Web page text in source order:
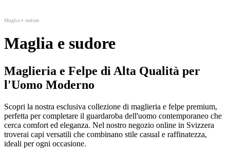
Maglia e sudore
Maglia e sudore
Maglieria e Felpe di Alta Qualità per
l'Uomo Moderno
Scopri la nostra esclusiva collezione di maglieria e felpe premium,
perfetta per completare il guardaroba dell'uomo contemporaneo che
cerca comfort ed eleganza. Nel nostro negozio online in Svizzera
troverai capi versatili che combinano stile casual e raffinatezza,
ideali per ogni occasione.